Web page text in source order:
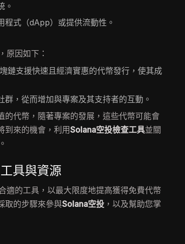
。
程式（dApp）或提供流動性。
原因如下：
鏈支援快速且經濟實惠的代幣發行，使其成
群，從而增加與專案及其支持者的互動。
的代幣，隨著專案的發展，這些代幣可能會
到來的機會，利用Solana空投檢查工具並關
具與資源
適的工具，以最大限度地提高獲得免費代幣
取的步驟來參與Solana空投 ，以及幫助您掌